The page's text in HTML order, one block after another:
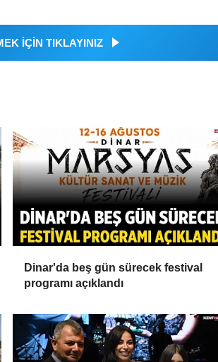
İÇİN TIKLAYINIZ
Dinar'da beş gün sürecek festival
programı açıklandı